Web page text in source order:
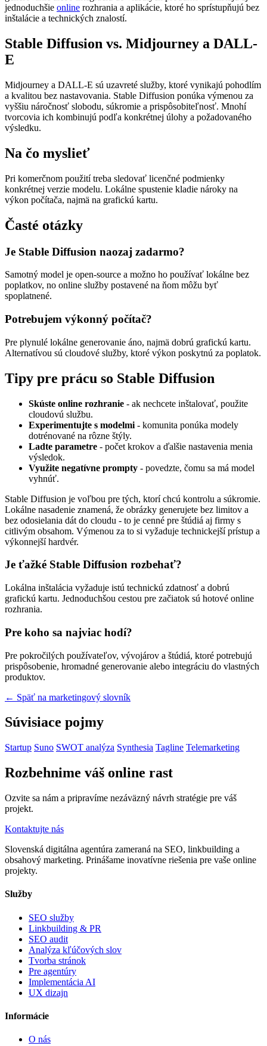
jednoduchšie online rozhrania a aplikácie, ktoré ho sprístupňujú bez
inštalácie a technických znalostí.
Stable Diffusion vs. Midjourney a DALL-
E
Midjourney a DALL-E sú uzavreté služby, ktoré vynikajú pohodlím
a kvalitou bez nastavovania. Stable Diffusion ponúka výmenou za
vyššiu náročnosť slobodu, súkromie a prispôsobiteľnosť. Mnohí
tvorcovia ich kombinujú podľa konkrétnej úlohy a požadovaného
výsledku.
Na čo myslieť
Pri komerčnom použití treba sledovať licenčné podmienky
konkrétnej verzie modelu. Lokálne spustenie kladie nároky na
výkon počítača, najmä na grafickú kartu.
Časté otázky
Je Stable Diffusion naozaj zadarmo?
Samotný model je open-source a možno ho používať lokálne bez
poplatkov, no online služby postavené na ňom môžu byť
spoplatnené.
Potrebujem výkonný počítač?
Pre plynulé lokálne generovanie áno, najmä dobrú grafickú kartu.
Alternatívou sú cloudové služby, ktoré výkon poskytnú za poplatok.
Tipy pre prácu so Stable Diffusion
Skúste online rozhranie - ak nechcete inštalovať, použite
cloudovú službu.
Experimentujte s modelmi - komunita ponúka modely
dotrénované na rôzne štýly.
Ladte parametre - počet krokov a ďalšie nastavenia menia
výsledok.
Využite negatívne prompty - povedzte, čomu sa má model
vyhnúť.
Stable Diffusion je voľbou pre tých, ktorí chcú kontrolu a súkromie.
Lokálne nasadenie znamená, že obrázky generujete bez limitov a
bez odosielania dát do cloudu - to je cenné pre štúdiá aj firmy s
citlivým obsahom. Výmenou za to si vyžaduje technickejší prístup a
výkonnejší hardvér.
Je ťažké Stable Diffusion rozbehať?
Lokálna inštalácia vyžaduje istú technickú zdatnosť a dobrú
grafickú kartu. Jednoduchšou cestou pre začiatok sú hotové online
rozhrania.
Pre koho sa najviac hodí?
Pre pokročilých používateľov, vývojárov a štúdiá, ktoré potrebujú
prispôsobenie, hromadné generovanie alebo integráciu do vlastných
produktov.
← Späť na marketingový slovník
Súvisiace pojmy
Startup Suno SWOT analýza Synthesia Tagline Telemarketing
Rozbehnime váš online rast
Ozvite sa nám a pripravíme nezáväzný návrh stratégie pre váš
projekt.
Kontaktujte nás
Slovenská digitálna agentúra zameraná na SEO, linkbuilding a
obsahový marketing. Prinášame inovatívne riešenia pre vaše online
projekty.
Služby
SEO služby
Linkbuilding & PR
SEO audit
Analýza kľúčových slov
Tvorba stránok
Pre agentúry
Implementácia AI
UX dizajn
Informácie
O nás